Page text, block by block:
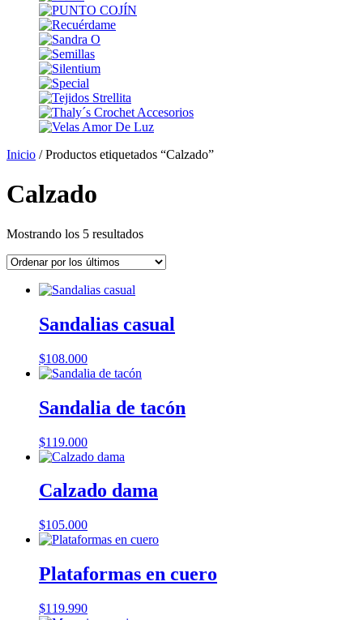
Inicio / Productos etiquetados “Calzado”
Calzado
Mostrando los 5 resultadosOrdenado
los
Sandalias casual
$108.000
Sandalia de tacón
$119.000
Calzado dama
$105.000
Plataformas en cuero
$119.990